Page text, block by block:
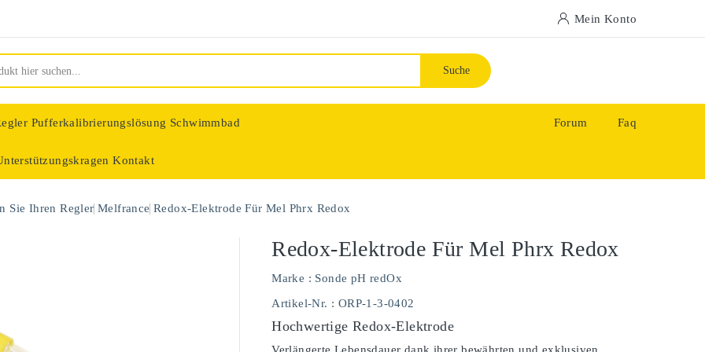
Mein Konto
Suche
Pufferkalibrierungslösung Schwimmbad
Kontakt
Forum Faq
Sie Ihren Regler Melfrance Redox-Elektrode Für Mel Phrx Redox
Redox-Elektrode Für Mel Phrx Redox
Marke : Sonde pH redOx
Artikel-Nr. : ORP-1-3-0402
Hochwertige Redox-Elektrode